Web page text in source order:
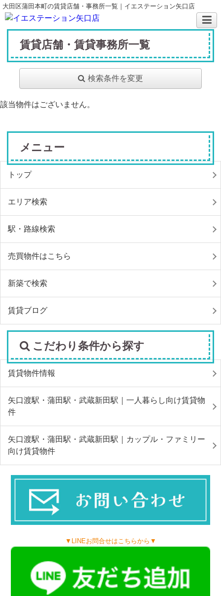
大田区蒲田本町の賃貸店舗・事務所一覧｜イエステーション矢口店
賃貸店舗・賃貸事務所一覧
検索条件を変更
該当物件はございません。
メニュー
トップ
エリア検索
駅・路線検索
売買物件はこちら
新築で検索
賃貸ブログ
こだわり条件から探す
賃貸物件情報
矢口渡駅・蒲田駅・武蔵新田駅｜一人暮らし向け賃貸物
件
矢口渡駅・蒲田駅・武蔵新田駅｜カップル・ファミリー
向け賃貸物件
▼LINEお問合せはこちらから▼